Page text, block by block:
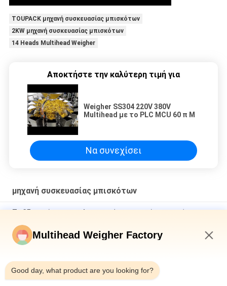
TOUPACK μηχανή συσκευασίας μπισκότων
2KW μηχανή συσκευασίας μπισκότων
14 Heads Multihead Weigher
Αποκτήστε την καλύτερη τιμή για
Weigher SS304 220V 380V
Multihead με το PLC MCU 60 π Μ
Να συνεχίσει
μηχανή συσκευασίας μπισκότων
Το CE εγκρίνει την πολυ μηχανή συσκευασίας μπισκότων
Πλήρως αυτόματο υψηλής ταχύτητας άζωτο κάθετη μορφή
Μηχανή Συσκευασίας Τροφών για Κατοικίδια 2,5kg
Multihead Weigher Factory
Good day, what product are you looking for?